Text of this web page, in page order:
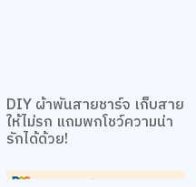
DIY ผ้าพันสายชาร์จ เก็บสาย
รักได้ด้วย!
ช้เว็บไซต์ แสดงเนื้อหาและโฆษณาให้
ค่าความยินยอมการใช้คุกกี้ได้ โดย